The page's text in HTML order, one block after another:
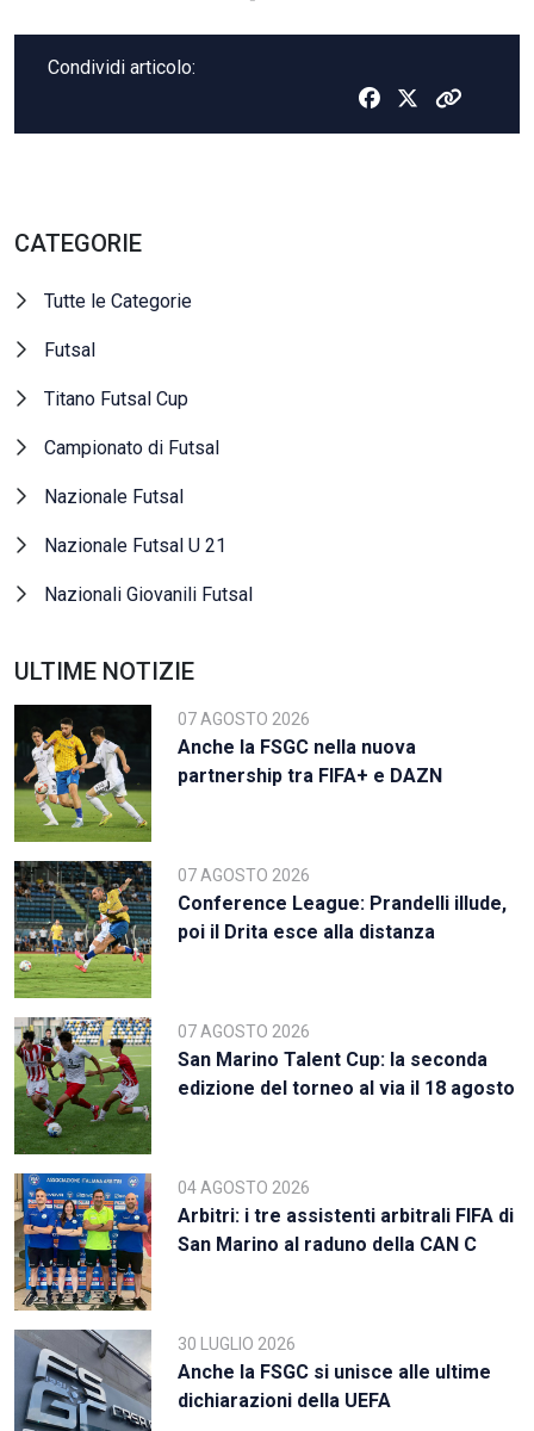
Condividi articolo:
CATEGORIE
Tutte le Categorie
Futsal
Titano Futsal Cup
Campionato di Futsal
Nazionale Futsal
Nazionale Futsal U 21
Nazionali Giovanili Futsal
ULTIME NOTIZIE
07 AGOSTO 2026
Anche la FSGC nella nuova
partnership tra FIFA+ e DAZN
07 AGOSTO 2026
Conference League: Prandelli illude,
poi il Drita esce alla distanza
07 AGOSTO 2026
San Marino Talent Cup: la seconda
edizione del torneo al via il 18 agosto
04 AGOSTO 2026
Arbitri: i tre assistenti arbitrali FIFA di
San Marino al raduno della CAN C
30 LUGLIO 2026
Anche la FSGC si unisce alle ultime
dichiarazioni della UEFA